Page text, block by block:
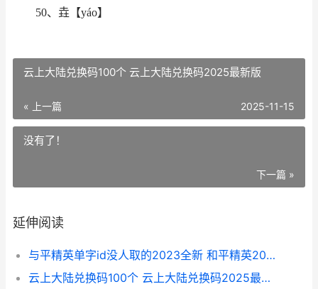
50、垚【yáo】
云上大陆兑换码100个 云上大陆兑换码2025最新版
« 上一篇 2025-11-15
没有了！
下一篇 »
延伸阅读
与平精英单字id没人取的2023全新 和平精英2020单字id
云上大陆兑换码100个 云上大陆兑换码2025最新版